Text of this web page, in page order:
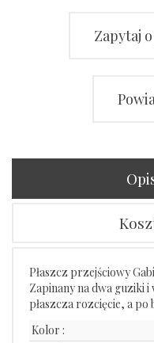
Zapytaj
Płaszcz przejściowy
Zapinany na dwa guziki i
płaszcza rozcięcie, a
Kolor :